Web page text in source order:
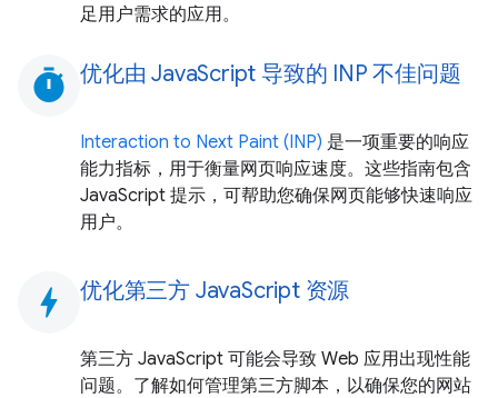
足用户需求的应用。
timer 优化由 JavaScript 导致的 INP 不佳问题
Interaction to Next Paint (INP) 是一项重要的响应
能力指标，用于衡量网页响应速度。这些指南包含
JavaScript 提示，可帮助您确保网页能够快速响应
用户。
bolt 优化第三方 JavaScript 资源
第三方 JavaScript 可能会导致 Web 应用出现性能
问题。了解如何管理第三方脚本，以确保您的网站